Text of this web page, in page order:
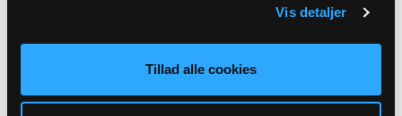
Vis detaljer
Tillad alle cookies
Sognets officielle email adresse:braedstrup.sogn@km.dk